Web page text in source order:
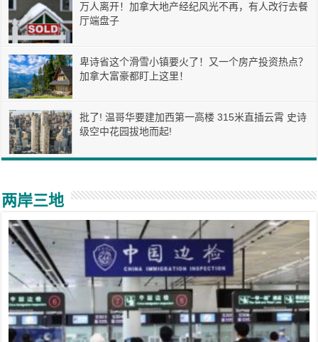
万人离开！加拿大地产经纪风光不再，有人改行去餐
厅端盘子
卑诗省这个滑雪小镇要火了！又一个房产投资热点？
加拿大富豪都盯上这里！
批了! 温哥华要建加西第一高楼 315米直插云霄 史诗
级空中花园拔地而起!
两岸三地